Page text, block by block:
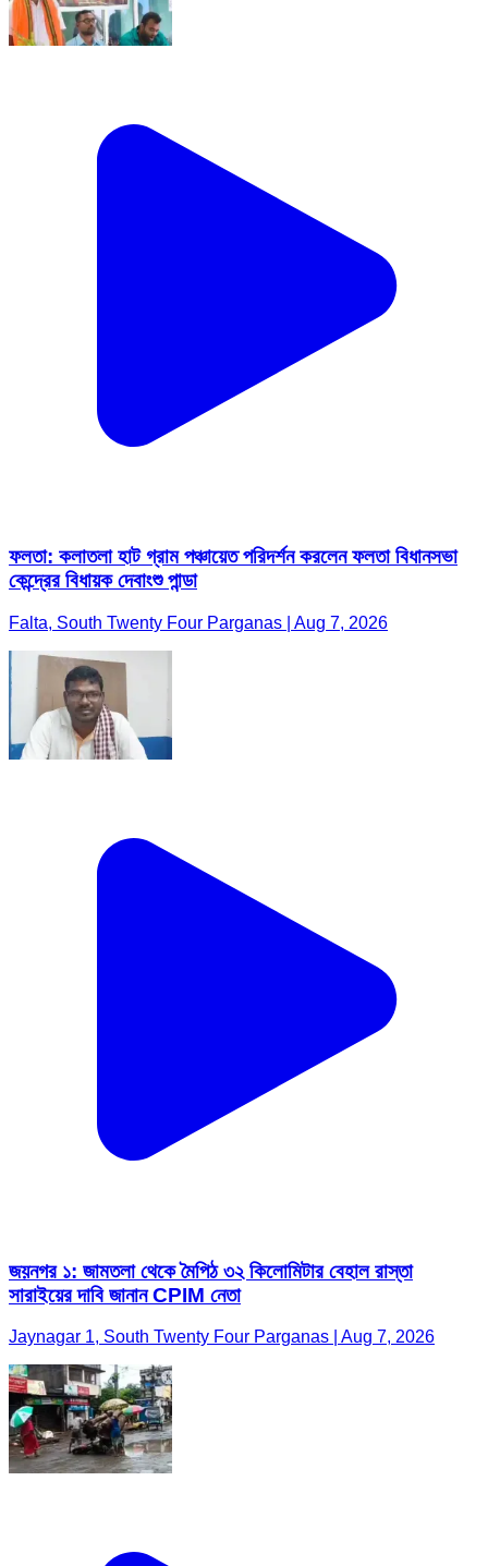
ফলতা: কলাতলা হাট গ্রাম পঞ্চায়েত পরিদর্শন করলেন ফলতা বিধানসভা
কেন্দ্রের বিধায়ক দেবাংশু পান্ডা
Falta, South Twenty Four Parganas | Aug 7, 2026
জয়নগর ১: জামতলা থেকে মৈপিঠ ৩২ কিলোমিটার বেহাল রাস্তা
সারাইয়ের দাবি জানান CPIM নেতা
Jaynagar 1, South Twenty Four Parganas | Aug 7, 2026